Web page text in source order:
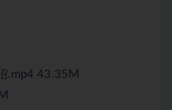
.mp4 43.35M